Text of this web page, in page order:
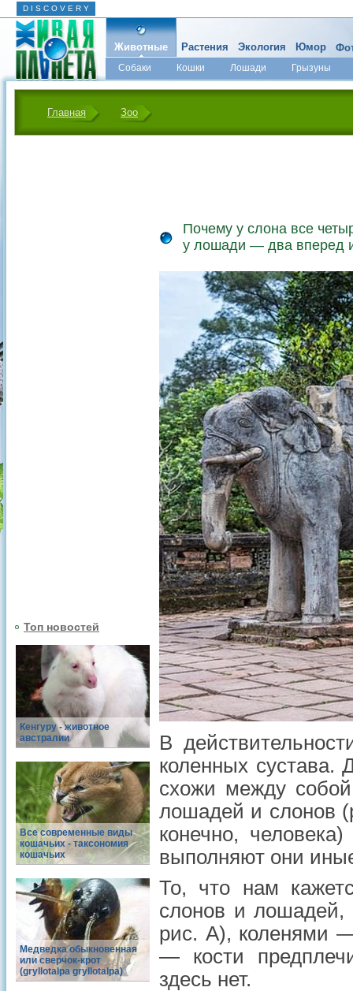
D I S C O V E R Y
Животные
Собаки Кошки Лошади
Грызуны
Микромир
Растения Экология Юмор
Главная Зоо
Топ новостей
Кенгуру - животное
австралии
Все современные виды
кошачьих - таксономия
кошачьих
Медведка обыкновенная
или сверчок-крот
(gryllotalpa gryllotalpa)
Почему у слона все
у лошади — два вперед
В
коленных сустава.
схожи между
лошадей и слонов
конечно,
выполняют они
То, что нам
слонов и
рис. A), коленями
— кости
здесь нет.